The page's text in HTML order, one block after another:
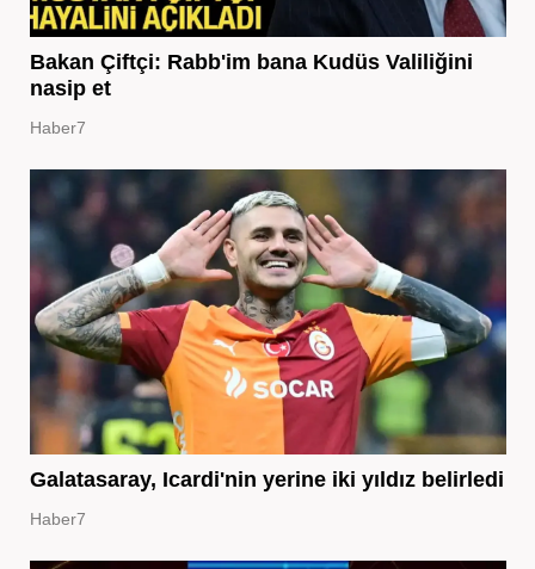
Bakan Çiftçi: Rabb'im bana Kudüs Valiliğini
nasip et
Haber7
Galatasaray, Icardi'nin yerine iki yıldız belirledi
Haber7